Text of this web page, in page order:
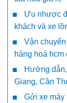
Ưu nhược
khách và xe
Vận
hàng hoá hcm
Hướng
Giang, Cần
Gửi xe máy